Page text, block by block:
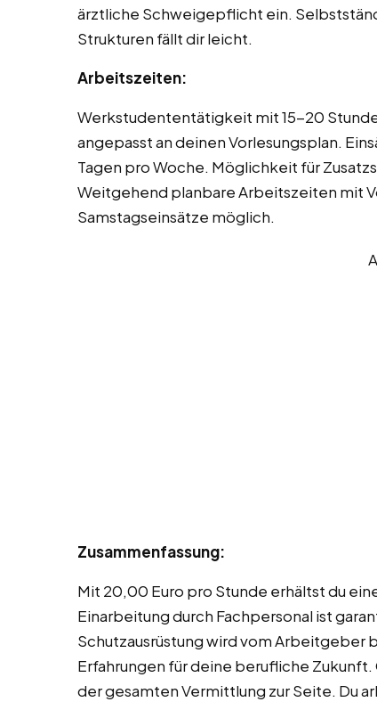
ärztliche Schweigepflicht ein.
Strukturen fällt dir leicht.
Arbeitszeiten:
Werkstudententätigkeit mit 15-20
angepasst an deinen Vorlesungsplan.
Tagen pro Woche. Möglichkeit für
Weitgehend planbare Arbeitszeiten mit
Samstagseinsätze möglich.
Zusammenfassung:
Mit 20,00 Euro pro Stunde erhältst du
Einarbeitung durch Fachpersonal ist
Schutzausrüstung wird vom
Erfahrungen für deine berufliche
der gesamten Vermittlung zur Seite. Du